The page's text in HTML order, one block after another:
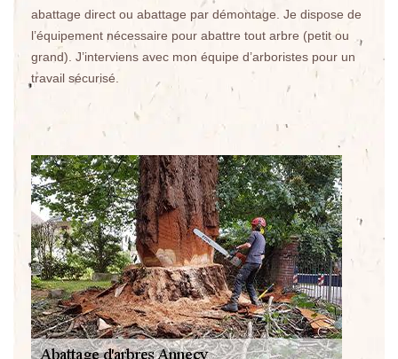
abattage direct ou abattage par démontage. Je dispose de
l’équipement nécessaire pour abattre tout arbre (petit ou
grand). J’interviens avec mon équipe d’arboristes pour un
travail sécurisé.